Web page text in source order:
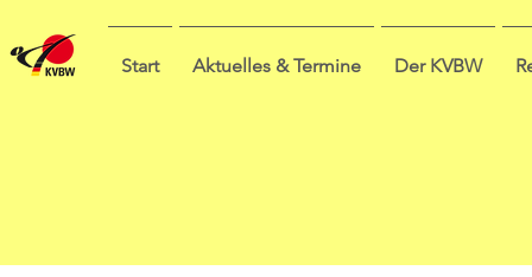
Start Aktuelles & Termine Der KVBW